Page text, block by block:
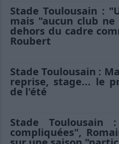
Stade Toulousain :
mais "aucun club
dehors du cadre
Roubert
Stade Toulousain :
reprise, stage... le
de l'été
Stade Toulousain
compliquées",